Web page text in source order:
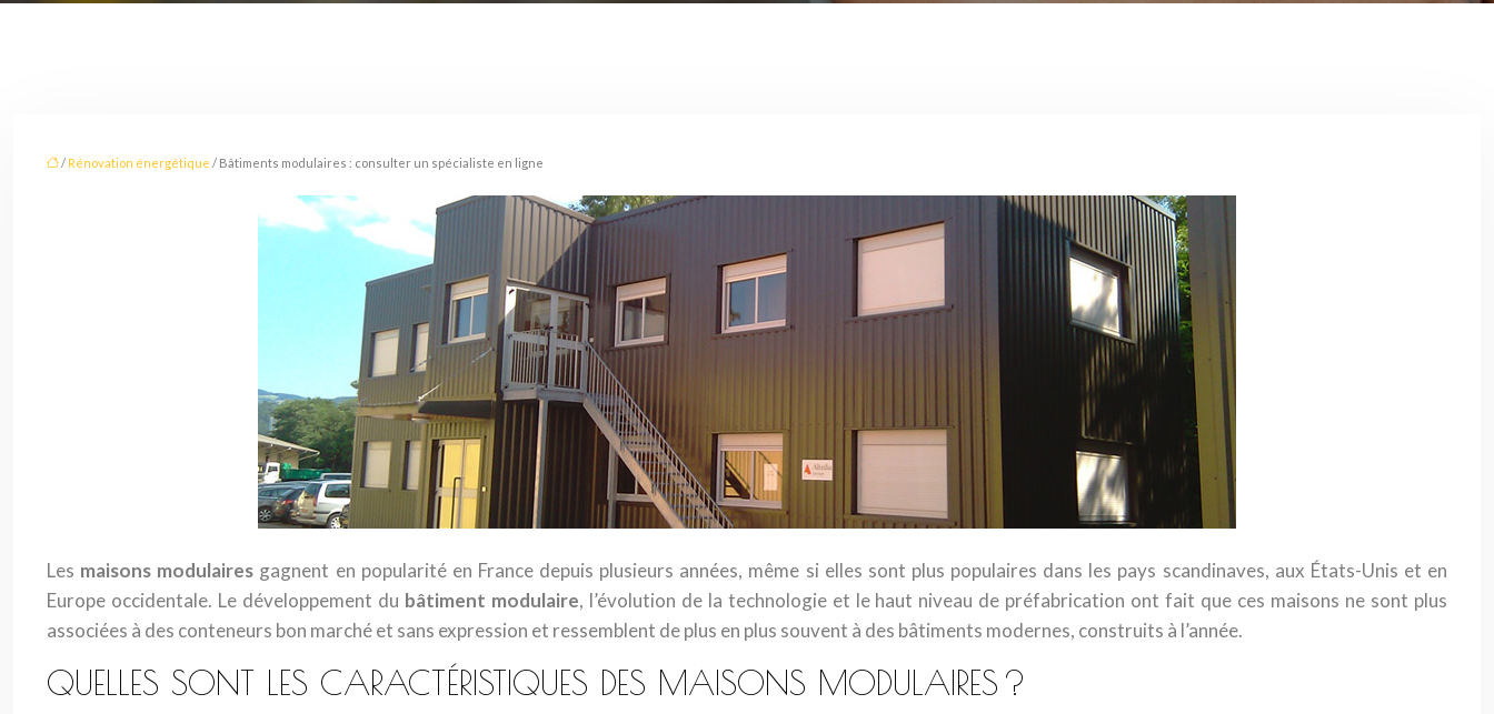
/ Rénovation énergétique / Bâtiments modulaires : consulter un spécialiste en ligne
Les maisons modulaires gagnent en popularité en France depuis plusieurs années, même si elles sont plus populaires dans les pays scandinaves, aux États-Unis et en
Europe occidentale. Le développement du bâtiment modulaire, l’évolution de la technologie et le haut niveau de préfabrication ont fait que ces maisons ne sont plus
associées à des conteneurs bon marché et sans expression et ressemblent de plus en plus souvent à des bâtiments modernes, construits à l’année.
QUELLES SONT LES CARACTÉRISTIQUES DES MAISONS MODULAIRES ?